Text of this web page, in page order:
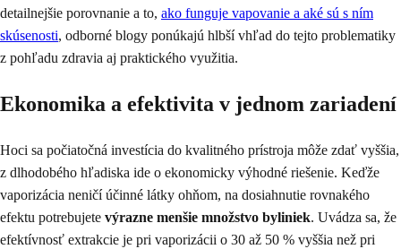
detailnejšie porovnanie a to, ako funguje vapovanie a aké sú s ním
skúsenosti, odborné blogy ponúkajú hlbší vhľad do tejto problematiky
z pohľadu zdravia aj praktického využitia.
Ekonomika a efektivita v jednom zariadení
Hoci sa počiatočná investícia do kvalitného prístroja môže zdať vyššia,
z dlhodobého hľadiska ide o ekonomicky výhodné riešenie. Keďže
vaporizácia neničí účinné látky ohňom, na dosiahnutie rovnakého
efektu potrebujete výrazne menšie množstvo byliniek. Uvádza sa, že
efektívnosť extrakcie je pri vaporizácii o 30 až 50 % vyššia než pri